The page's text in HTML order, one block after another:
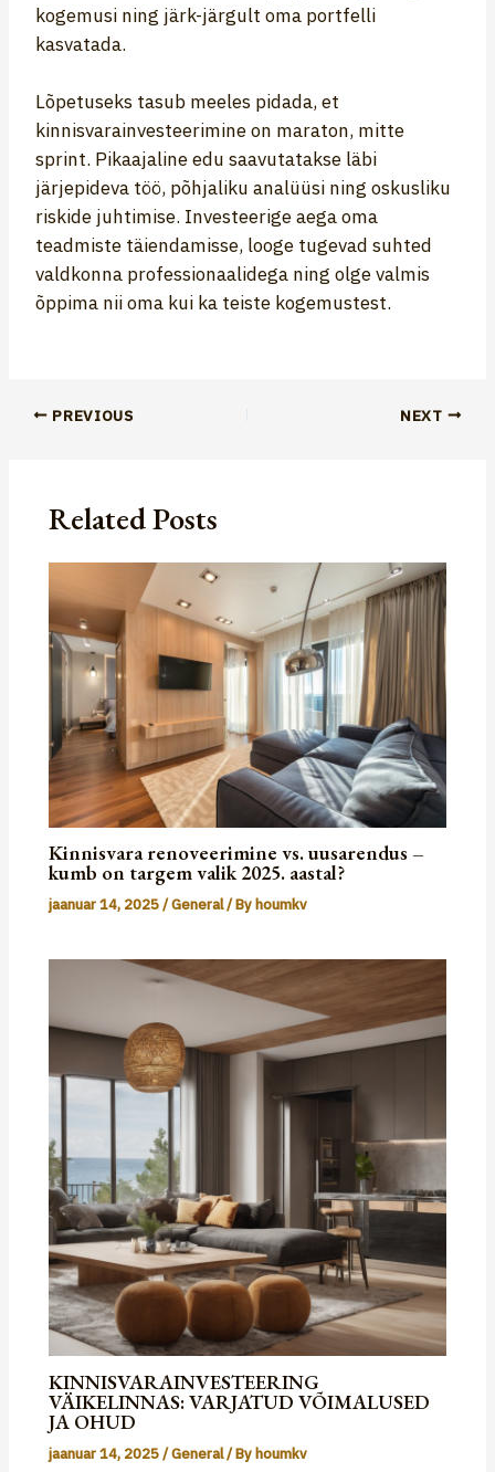
kogemusi ning järk-järgult oma portfelli
kasvatada.
Lõpetuseks tasub meeles pidada, et
kinnisvarainvesteerimine on maraton, mitte
sprint. Pikaajaline edu saavutatakse läbi
järjepideva töö, põhjaliku analüüsi ning oskusliku
riskide juhtimise. Investeerige aega oma
teadmiste täiendamisse, looge tugevad suhted
valdkonna professionaalidega ning olge valmis
õppima nii oma kui ka teiste kogemustest.
PREVIOUS NEXT
Related Posts
Kinnisvara renoveerimine vs. uusarendus –
kumb on targem valik 2025. aastal?
jaanuar 14, 2025/General/ Byhoumkv
KINNISVARAINVESTEERING
VÄIKELINNAS: VARJATUD VÕIMALUSED
JA OHUD
jaanuar 14, 2025/General/ Byhoumkv